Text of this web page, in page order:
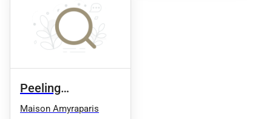
Peeling
Resurfaçant &
Maison Amyraparis